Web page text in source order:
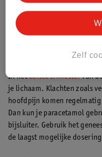
In heteerste trimestervan
je lichaam. Klachten zoals
hoofdpijn komen
Dan kun je paracetamol
bijsluiter. Gebruik het
de laagst mogelijke
Zelf